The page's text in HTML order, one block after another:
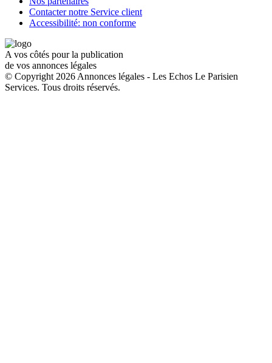
Contacter notre Service client
Accessibilité: non conforme
A vos côtés pour la publication
de vos annonces légales
© Copyright 2026 Annonces légales - Les Echos Le Parisien
Services. Tous droits réservés.